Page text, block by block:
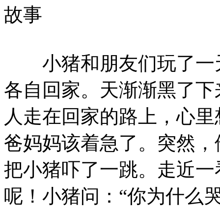
故事
小猪和朋友们玩了一
各自回家。天渐渐黑了
人走在回家的路上，心
爸妈妈该着急了。突然
把小猪吓了一跳。走近
呢！小猪问：“你为什么